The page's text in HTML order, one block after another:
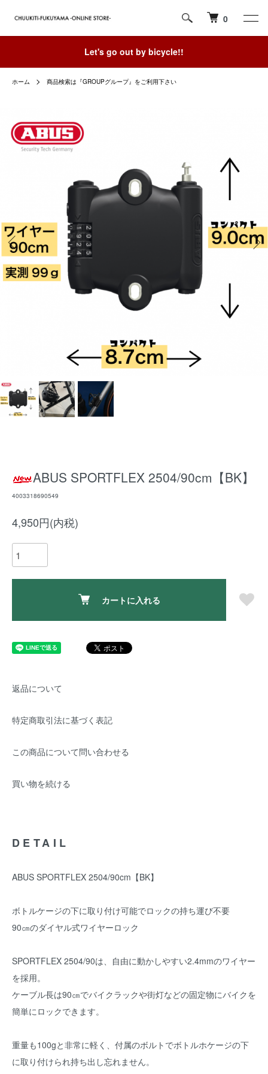
0
Let's go out by bicycle!!
ホーム 商品検索は『GROUPグループ』をご利用下さい
ABUS SPORTFLEX 2504/90cm【BK】
4003318690549
4,950円(内税)
カートに入れる
返品について
特定商取引法に基づく表記
この商品について問い合わせる
買い物を続ける
DETAIL
ABUS SPORTFLEX 2504/90cm【BK】
ボトルケージの下に取り付け可能でロックの持ち運び不要
90㎝のダイヤル式ワイヤーロック
SPORTFLEX 2504/90は、自由に動かしやすい2.4mmのワイヤー
を採用。
ケーブル長は90㎝でバイクラックや街灯などの固定物にバイクを
簡単にロックできます。
重量も100gと非常に軽く、付属のボルトでボトルホケージの下
に取り付けられ持ち出し忘れません。